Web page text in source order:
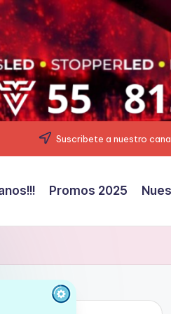
Suscribete a nuestro
Promos 2025